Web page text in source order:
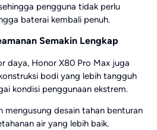
pengguna tidak perlu
baterai kembali penuh.
Semakin Lengkap
daya, Honor X80 Pro Max juga
bodi yang lebih tangguh
kondisi penggunaan ekstrem.
mengusung desain tahan benturan
air yang lebih baik.